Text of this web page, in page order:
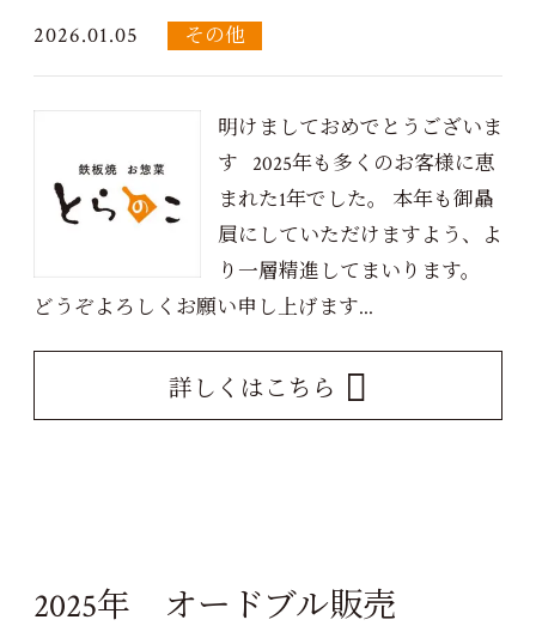
2026.01.05 その他
明けましておめでとうございま
す 2025年も多くのお客様に恵
まれた1年でした。 本年も御贔
屓にしていただけますよう、よ
り一層精進してまいります。
どうぞよろしくお願い申し上げます...
詳しくはこちら
2025年 オードブル販売